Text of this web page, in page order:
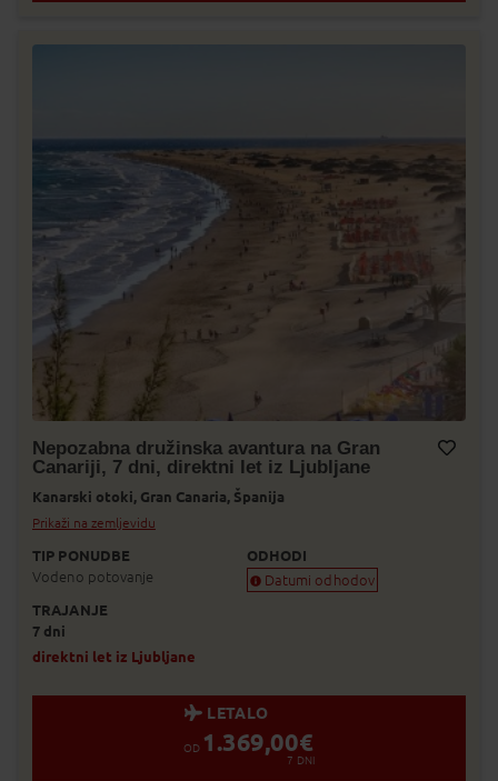
Nepozabna družinska avantura na Gran
Canariji, 7 dni, direktni let iz Ljubljane
Dodaj v Moj izbor
Kanarski otoki, Gran Canaria, Španija
Prikaži na zemljevidu
TIP PONUDBE
Vodeno potovanje
ODHODI
Datumi odhodov
TRAJANJE
7 dni
direktni let iz Ljubljane
LETALO
OD 1.369,00€
7 DNI